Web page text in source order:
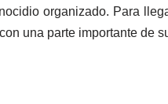
organizado. Para
una parte importante de